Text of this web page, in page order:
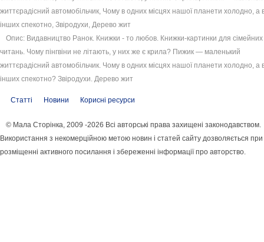
життєрадісний автомобільчик, Чому в одних місцях нашої планети холодно, а
інших спекотно, Звіродухи, Дерево жит
Опис: Видавництво Ранок. Книжки - то любов. Книжки-картинки для сімейних
читань. Чому пінгвіни не літають, у них же є крила? Пижик — маленький
життєрадісний автомобільчик. Чому в одних місцях нашої планети холодно, а
інших спекотно? Звіродухи. Дерево жит
Статті Новини Корисні ресурси
© Мала Сторінка, 2009 -2026 Всі авторські права захищені законодавством.
Використання з некомерційною метою новин і статей сайту дозволяється при
розміщенні активного посилання і збереженні інформації про авторство.